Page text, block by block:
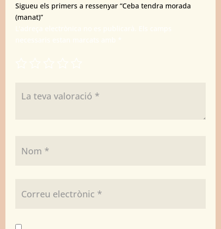
Sigueu els primers a ressenyar “Ceba tendra morada
(manat)”